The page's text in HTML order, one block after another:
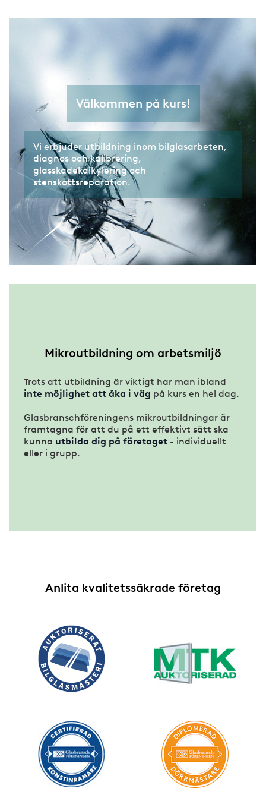
Välkommen på kurs!
Vi erbjuder utbildning inom bilglasarbeten,
diagnos och kalibrering,
glasskadekalkylering och
stenskottsreparation.
Mikroutbildning om arbetsmiljö
Trots att utbildning är viktigt har man ibland
inte möjlighet att åka i väg på kurs en hel dag.
Glasbranschföreningens mikroutbildningar är
framtagna för att du på ett effektivt sätt ska
kunna utbilda dig på företaget - individuellt
eller i grupp.
Anlita kvalitetssäkrade företag